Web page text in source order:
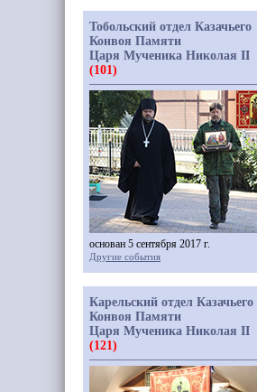
Тобольский отдел Казачьего
Конвоя Памяти
Царя Мученика Николая II
(101)
основан 5 сентября 2017 г.
Другие события
Карельский отдел Казачьего
Конвоя Памяти
Царя Мученика Николая II
(121)